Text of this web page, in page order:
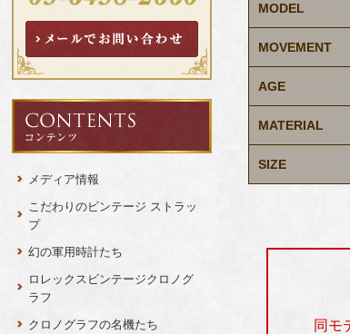
MODEL
MOVEMENT
AGE
MATERIAL
SIZE
同モ
メディア情報
こだわりのビンテージ ストラッ
プ
幻の軍用時計たち
ロレックスビンテージクロノグ
ラフ
クロノグラフの名機たち